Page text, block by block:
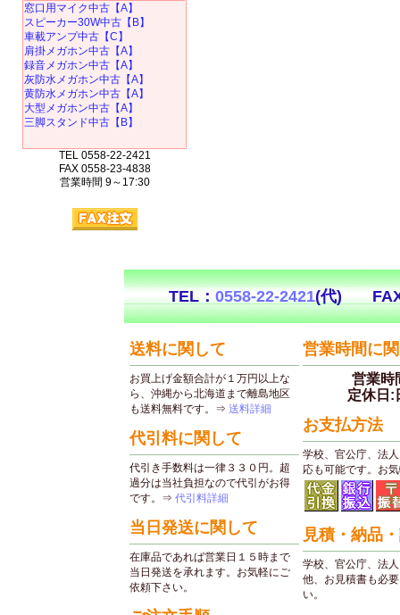
窓口用マイク中古【A】
スピーカー30W中古【B】
車載アンプ中古【C】
肩掛メガホン中古【A】
録音メガホン中古【A】
灰防水メガホン中古【A】
黄防水メガホン中古【A】
大型メガホン中古【A】
三脚スタンド中古【B】
TEL 0558-22-2421
FAX 0558-23-4838
営業時間 9～17:30